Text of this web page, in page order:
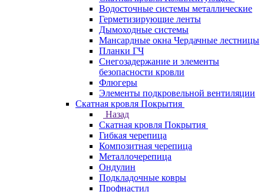
Водосточные системы металлические
Герметизирующие ленты
Дымоходные системы
Мансардные окна Чердачные лестницы
Планки ГЧ
Снегозадержание и элементы
безопасности кровли
Флюгеры
Элементы подкровельной вентиляции
Скатная кровля Покрытия
Назад
Скатная кровля Покрытия
Гибкая черепица
Композитная черепица
Металлочерепица
Ондулин
Подкладочные ковры
Профнастил